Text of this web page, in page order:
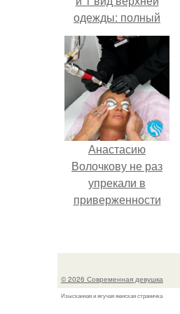
одежды: полный
словарь видов
пальто, курток и
прочего
Анастасию
Волочкову не раз
упрекали в
приверженности
© 2026 Современная девушка
Изысканная и жгучая женская страничка